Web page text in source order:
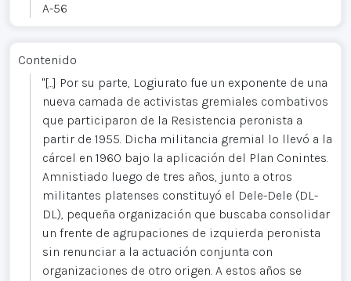
A-56
Contenido
"[...] Por su parte, Logiurato fue un exponente de una
nueva camada de activistas gremiales combativos
que participaron de la Resistencia peronista a
partir de 1955. Dicha militancia gremial lo llevó a la
cárcel en 1960 bajo la aplicación del Plan Conintes.
Amnistiado luego de tres años, junto a otros
militantes platenses constituyó el Dele-Dele (DL-
DL), pequeña organización que buscaba consolidar
un frente de agrupaciones de izquierda peronista
sin renunciar a la actuación conjunta con
organizaciones de otro origen. A estos años se